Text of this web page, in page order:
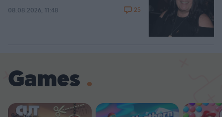
08.08.2026, 11:48 25
Games